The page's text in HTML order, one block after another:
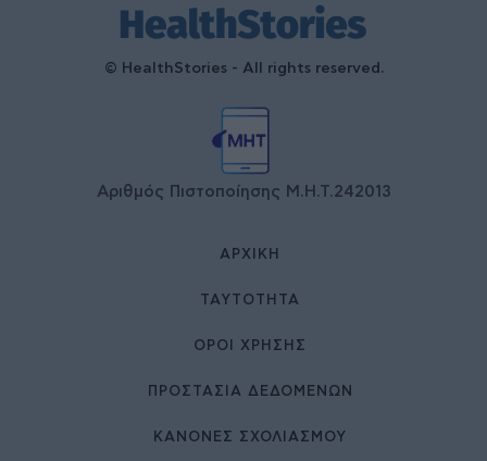
© HealthStories - All rights reserved.
Αριθμός Πιστοποίησης Μ.Η.Τ.242013
ΑΡΧΙΚΉ
ΤΑΥΤΌΤΗΤΑ
ΌΡΟΙ ΧΡΉΣΗΣ
ΠΡΟΣΤΑΣΙΑ ΔΕΔΟΜΕΝΩΝ
ΚΑΝΟΝΕΣ ΣΧΟΛΙΑΣΜΟΥ